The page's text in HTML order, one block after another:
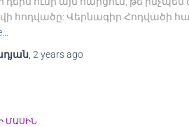
հոդվածը: Վերնագիր Հոդվածի
, 2 yearsago
ՄԱՍԻՆ